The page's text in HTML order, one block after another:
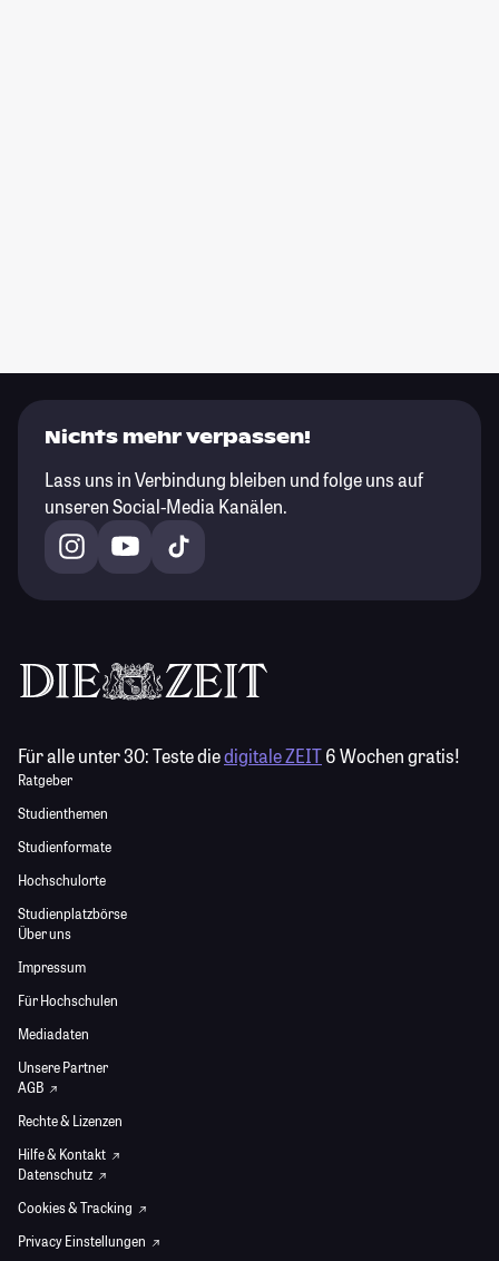
Nichts mehr verpassen!
Lass uns in Verbindung bleiben und folge uns auf
unseren Social-Media Kanälen.
Für alle unter 30:Teste diedigitale ZEIT6 Wochen gratis!
Ratgeber
Studienthemen
Studienformate
Hochschulorte
Studienplatzbörse
Über uns
Impressum
Für Hochschulen
Mediadaten
Unsere Partner
AGB
Rechte & Lizenzen
Hilfe & Kontakt
Datenschutz
Cookies & Tracking
Privacy Einstellungen